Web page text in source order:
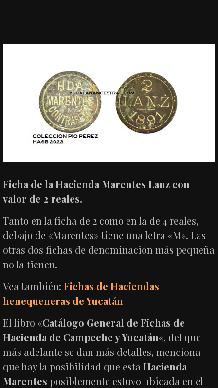
Ficha de la Hacienda Marentes Lanz con
valor de 2 reales.
Tanto en la ficha de 2 como en la de 4 reales,
debajo de «Marentes» tiene una letra «M». Las
otras dos fichas de denominación más pequeña
no la tienen.
Vea también:Fichas de Haciendas
henequeneras de Yucatán
El libro «Catálogo General de Fichas de
Hacienda de Campeche y Yucatán«, del que
más adelante se dan más detalles, menciona
que hay la posibilidad que estaHacienda
Marentes posiblemente estuvo ubicada en el